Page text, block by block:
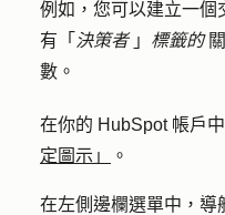
例如，您可以建立一個
有「 決策者 」 標籤的
數。
在你的 HubSpot 帳戶
定圖示」
。
在左側邊欄選單中，導